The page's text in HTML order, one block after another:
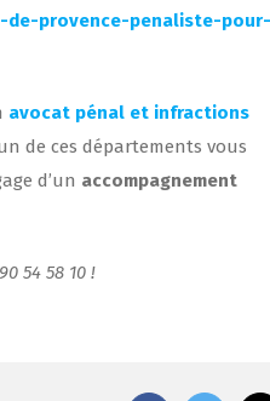
provence-penaliste-pour-
avocat pénal et infractions
de ces départements vous
d’un accompagnement
54 58 10 !